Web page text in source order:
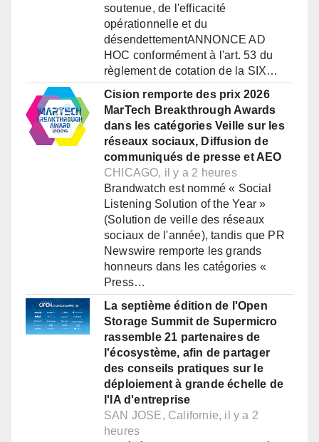
soutenue, de l'efficacité
opérationnelle et du
désendettementANNONCE AD
HOC conformément à l'art. 53 du
règlement de cotation de la SIX…
Cision remporte des prix 2026
MarTech Breakthrough Awards
dans les catégories Veille sur les
réseaux sociaux, Diffusion de
communiqués de presse et AEO
CHICAGO, il y a 2 heures
Brandwatch est nommé « Social
Listening Solution of the Year »
(Solution de veille des réseaux
sociaux de l'année), tandis que PR
Newswire remporte les grands
honneurs dans les catégories «
Press…
La septième édition de l'Open
Storage Summit de Supermicro
rassemble 21 partenaires de
l'écosystème, afin de partager
des conseils pratiques sur le
déploiement à grande échelle de
l'IA d'entreprise
SAN JOSE, Californie, il y a 2
heures